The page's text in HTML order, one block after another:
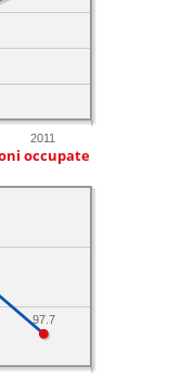
2011
occupate
97.7